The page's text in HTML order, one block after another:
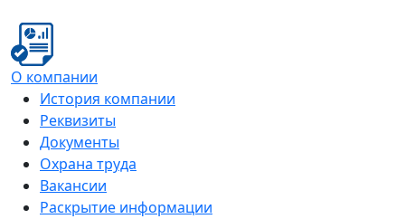
О компании
История компании
Реквизиты
Документы
Охрана труда
Вакансии
Раскрытие информации